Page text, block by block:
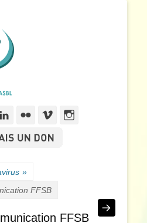
des Sourds de Belgique
Linkedln
Flickr Vimeo
»
FFSB
FFSB